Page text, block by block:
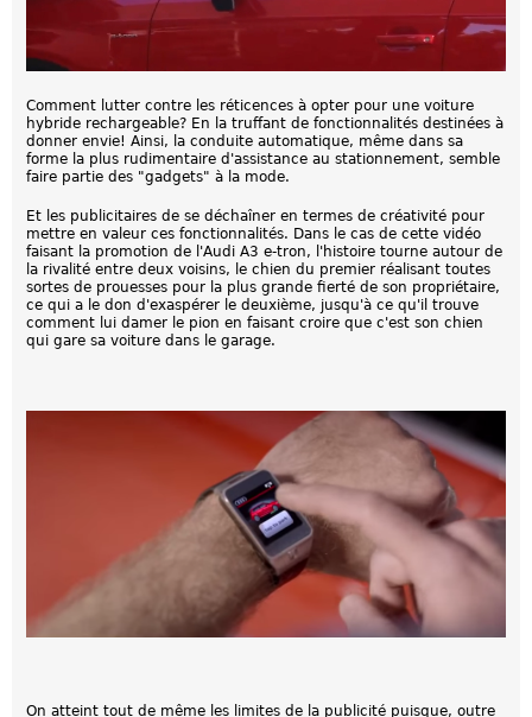
Comment lutter contre les réticences à opter pour une voiture
hybride rechargeable? En la truffant de fonctionnalités destinées à
donner envie! Ainsi, la conduite automatique, même dans sa
forme la plus rudimentaire d'assistance au stationnement, semble
faire partie des "gadgets" à la mode.
Et les publicitaires de se déchaîner en termes de créativité pour
mettre en valeur ces fonctionnalités. Dans le cas de cette vidéo
faisant la promotion de l'Audi A3 e-tron, l'histoire tourne autour de
la rivalité entre deux voisins, le chien du premier réalisant toutes
sortes de prouesses pour la plus grande fierté de son propriétaire,
ce qui a le don d'exaspérer le deuxième, jusqu'à ce qu'il trouve
comment lui damer le pion en faisant croire que c'est son chien
qui gare sa voiture dans le garage.
On atteint tout de même les limites de la publicité puisque, outre